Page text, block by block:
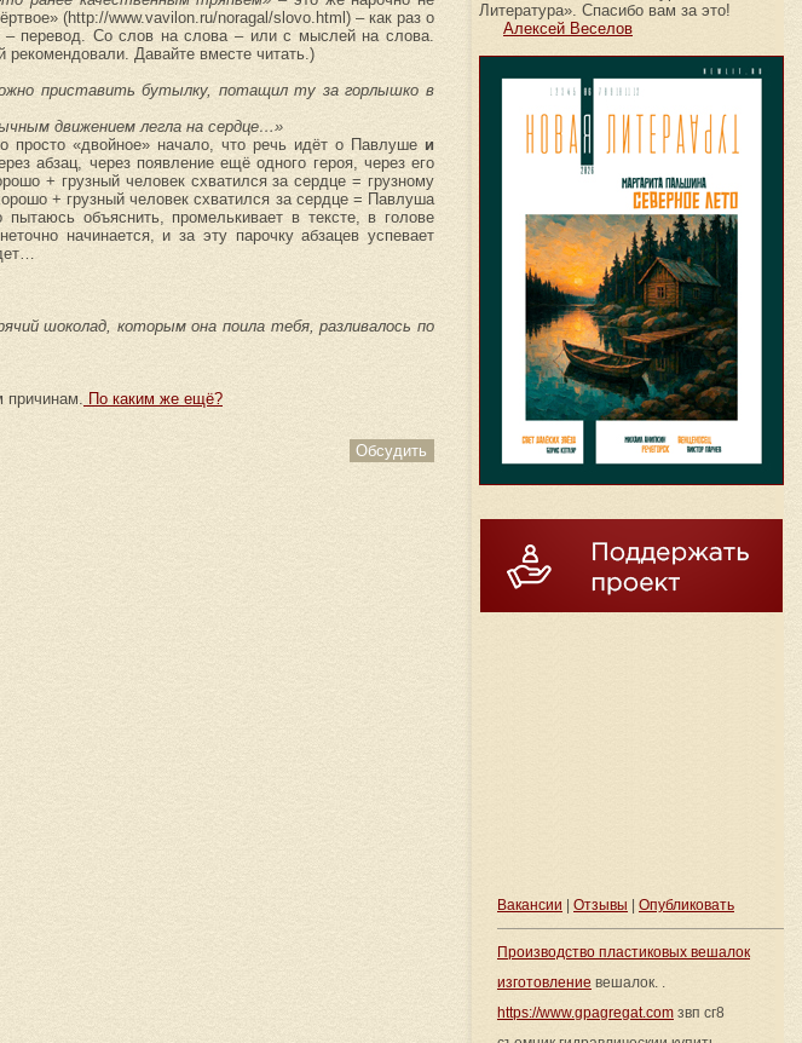
(http://www.vavilon.ru/noragal/slovo.html) – как раз о
– перевод. Со слов на слова – или с мыслей на слова.
рекомендовали. Давайте вместе читать.)
приставить бутылку, потащил ту за горлышко в
движением легла на сердце…»
просто «двойное» начало, что речь идёт о Павлуше и
абзац, через появление ещё одного героя, через его
+ грузный человек схватился за сердце = грузному
+ грузный человек схватился за сердце = Павлуша
объяснить, промелькивает в тексте, в голове
начинается, и за эту парочку абзацев успевает
шоколад, которым она поила тебя, разливалось по
причинам. По каким же ещё?
Обсудить
Литература». Спасибо вам за это!
Алексей Веселов
Вакансии Отзывы Опубликовать
Производство пластиковых вешалок
изготовление вешалок. .
https://www.gpagregat.com звп сг8